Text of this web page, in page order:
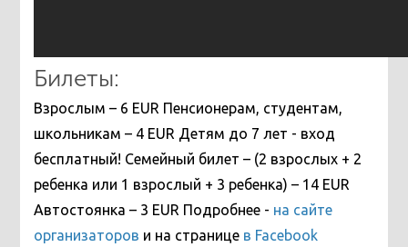
Билеты:
Взрослым – 6 EUR Пенсионерам, студентам,
школьникам – 4 EUR Детям до 7 лет - вход
бесплатный! Семейный билет – (2 взрослых + 2
ребенка или 1 взрослый + 3 ребенка) – 14 EUR
Автостоянка – 3 EUR Подробнее - на сайте
организаторов и на странице в Facebook